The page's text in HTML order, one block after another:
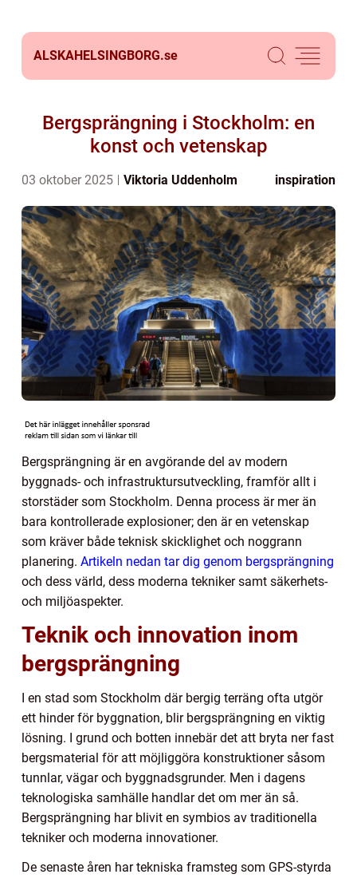
ALSKAHELSINGBORG.se
Bergsprängning i Stockholm: en
konst och vetenskap
03 oktober 2025 Viktoria Uddenholm inspiration
Bergsprängning är en avgörande del av modern
byggnads- och infrastruktursutveckling, framför allt i
storstäder som Stockholm. Denna process är mer än
bara kontrollerade explosioner; den är en vetenskap
som kräver både teknisk skicklighet och noggrann
planering. Artikeln nedan tar dig genom bergsprängning
och dess värld, dess moderna tekniker samt säkerhets-
och miljöaspekter.
Teknik och innovation inom
bergsprängning
I en stad som Stockholm där bergig terräng ofta utgör
ett hinder för byggnation, blir bergsprängning en viktig
lösning. I grund och botten innebär det att bryta ner fast
bergsmaterial för att möjliggöra konstruktioner såsom
tunnlar, vägar och byggnadsgrunder. Men i dagens
teknologiska samhälle handlar det om mer än så.
Bergsprängning har blivit en symbios av traditionella
tekniker och moderna innovationer.
De senaste åren har tekniska framsteg som GPS-styrda